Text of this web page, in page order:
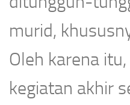
murid,
Oleh karena
kegiatan akhir